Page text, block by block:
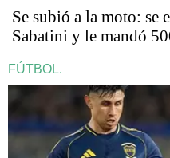
Se subió a la moto: se
Sabatini y le mandó
FÚTBOL.